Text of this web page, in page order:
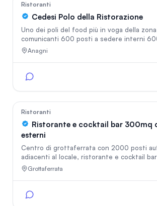
Ristoranti
Cedesi Polo della Ristorazione
Uno dei poli del food più in voga della zona
comunicanti 600 posti a sedere interni 600 posti a
sedere esterni arredato nei minimi dettagli doppie cucine
super attrezzate, disponiamo di qualsiasi
carne che pesce, hamburgheria, braceria,
ecc. 3000 mq di parcheggio 6000 clienti mese SOLO A
PERSONE REFERENZIATE E CAPACI NEL
Anagni
Ristoranti
Ristorante e cocktail bar 300mq
esterni
Centro di grottaferrata con 2000 posti
adiacenti al locale, ristorante e cocktail
completamente ristrutturato , aperto
40.000€, ristorante al terzo posto su
Grottaferrata